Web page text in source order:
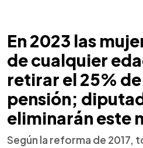
En 2023 las
de cualquier
retirar el 25%
pensión;
eliminarán este
Según la reforma de 2017,